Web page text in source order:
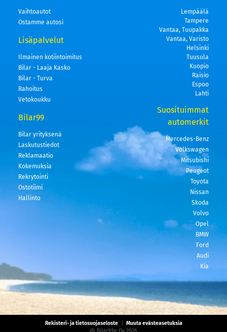
Vaihtoautot
Ostamme autosi
Lisäpalvelut
Ilmainen kotiintoimitus
Bilar - Laaja Kasko
Bilar - Turva
Rahoitus
Vetokoukku
Bilar99
Bilar yrityksenä
Laskutustiedot
Reklamaatio
Kokemuksia
Rekrytointi
Ostotiimi
Hallinto
Lempäälä
Tampere
Vantaa, Tuupakka
Vantaa, Varisto
Helsinki
Tuusula
Kuopio
Raisio
Espoo
Lahti
Suosituimmat
automerkit
Mercedes-Benz
Volkswagen
Mitsubishi
Peugeot
Toyota
Nissan
Skoda
Volvo
Opel
BMW
Ford
Audi
Kia
Rekisteri- ja tietosuojaseloste| Muuta evästeasetuksia
@ Bilar99e Oy 2026